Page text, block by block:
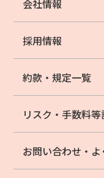
会社情報
採用情報
約款・規定一覧
リスク・手数料等
お問い合わせ・